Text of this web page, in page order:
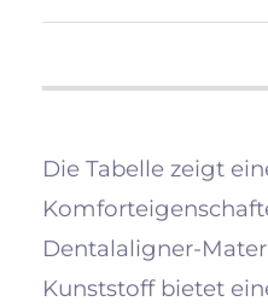
Die Tabelle zeigt
Dentalaligner-
Kunststoff bietet